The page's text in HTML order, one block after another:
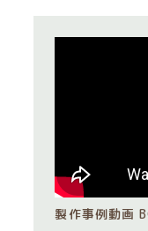
製作事例動画